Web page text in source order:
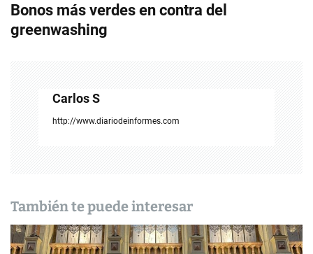
v
e
n
d
Bonos más verdes en contra del
greenwashing
Carlos S
http://www.diariodeinformes.com
También te puede interesar